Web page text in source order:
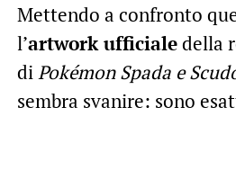
Mettendo a confronto
l’artwork ufficialedella
diPokémon Spada e
sembra svanire: sono